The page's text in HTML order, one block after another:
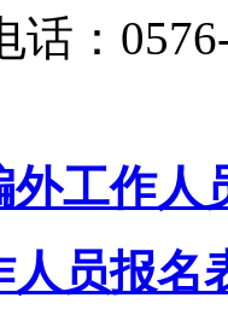
：
外工作人
人员报名